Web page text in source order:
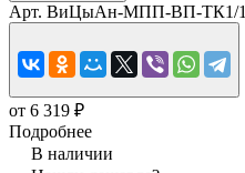
Арт. ВиЦыАн-МПП-ВП-ТК1/1
от 6 319 ₽
Подробнее
В наличии